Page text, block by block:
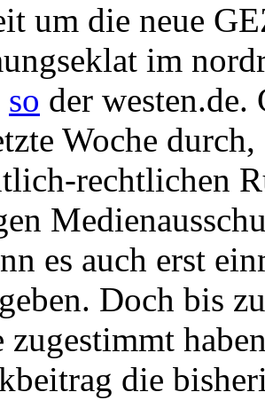
um die neue
im
so der
Woche
rechtlichen
es auch erst
Doch bis
zugestimmt
die